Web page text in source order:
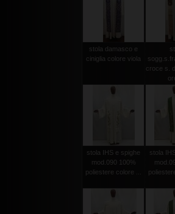
stola damasco e
ciniglia colore viola
croce s.
stola IHS e spighe
mod.090 100%
poliestere colore ...
stola